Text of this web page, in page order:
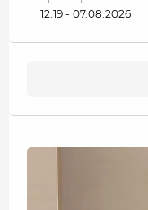
12:19 - 07.08.2026